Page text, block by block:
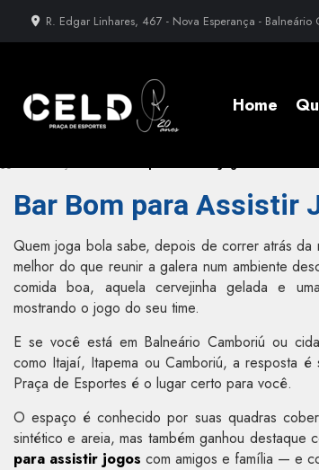
R. Edgar Linhares, 467 - Nova Esperança -
Home
Bar Bom para Assistir
Quem joga bola sabe, depois de correr atrás da
melhor do que reunir a galera num ambiente
comida boa, aquela cervejinha gelada e
mostrando o jogo do seu time.
E se você está em Balneário Camboriú ou
como Itajaí, Itapema ou Camboriú, a resposta é
Praça de Esportes é o lugar certo para você.
O espaço é conhecido por suas quadras
sintético e areia, mas também ganhou destaque
para assistir jogos com amigos e família — e